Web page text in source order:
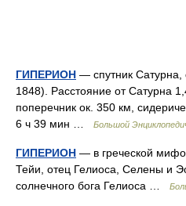
ГИПЕРИОН — спутник
1848). Расстояние от Сатурна
поперечник ок. 350 км,
6 ч 39 мин …
Большой
ГИПЕРИОН — в греческой
Тейи, отец Гелиоса, Селены и
солнечного бога Гелиоса …